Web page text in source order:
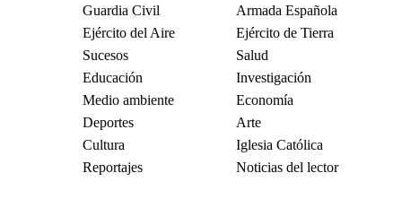
Guardia Civil
Armada Española
Ejército del Aire
Ejército de Tierra
Sucesos
Salud
Educación
Investigación
Medio ambiente
Economía
Deportes
Arte
Cultura
Iglesia Católica
Reportajes
Noticias del lector